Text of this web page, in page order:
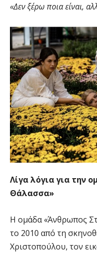
«Δεν ξέρω ποια είναι,
Λίγα λόγια για την
Θάλασσα»
Η ομάδα «Άνθρωπος
το 2010 από τη
Χριστοπούλου, τον